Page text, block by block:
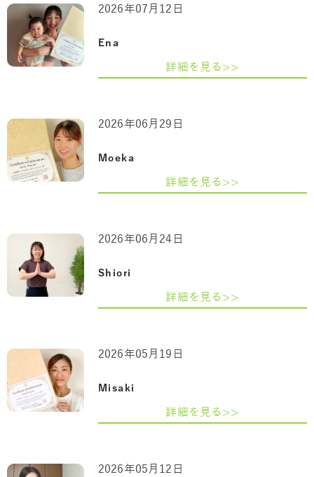
Ena
2026年07月12日
詳細を見る>>
Moeka
2026年06月29日
詳細を見る>>
Shiori
2026年06月24日
詳細を見る>>
Misaki
2026年05月19日
詳細を見る>>
2026年05月12日